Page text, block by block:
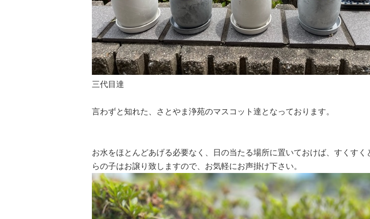
三代目達
言わずと知れた、さとやま浄苑のマスコット達となっております。
お水をほとんどあげる必要なく、日の当たる場所に置いておけば、すくす
らの子はお譲り致しますので、お気軽にお声掛け下さい。